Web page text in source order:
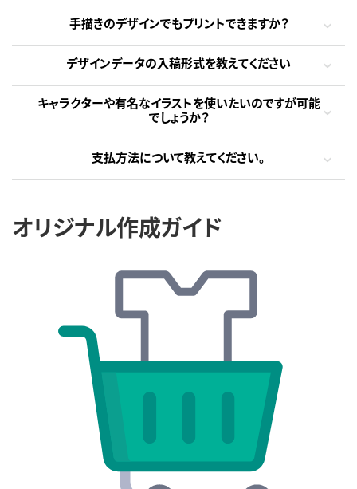
手描きのデザインでもプリントできますか？
デザインデータの入稿形式を教えてください
キャラクターや有名なイラストを使いたいのですが可能
でしょうか？
支払方法について教えてください。
オリジナル作成ガイド